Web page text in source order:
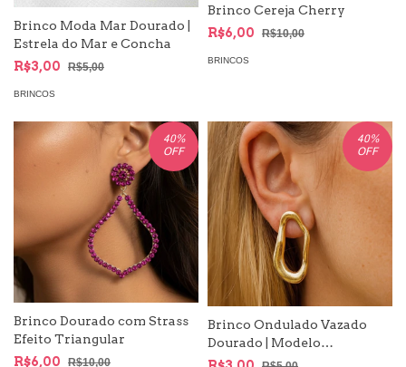
Brinco Moda Mar Dourado |
Estrela do Mar e Concha
R$3,00
R$5,00
BRINCOS
Brinco Cereja Cherry
R$6,00
R$10,00
BRINCOS
40%
OFF
Brinco Dourado com Strass
Efeito Triangular
R$6,00
R$10,00
40%
OFF
Brinco Ondulado Vazado
Dourado | Modelo
Protagonista do Seu Look